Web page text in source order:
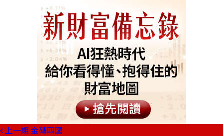
上一期 金磚四國